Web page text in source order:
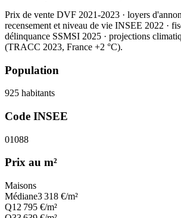
Prix de vente DVF 2021-2023 · loyers
recensement et niveau de vie INSEE 2022 ·
délinquance SSMSI 2025 · projections
(TRACC 2023, France +2 °C).
Population
925 habitants
Code INSEE
01088
Prix au m²
Maisons
Médiane3 318 €/m²
Q1 2 795 €/m²